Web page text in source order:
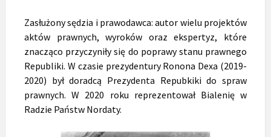
Zasłużony sędzia i prawodawca: autor wielu projektów
aktów prawnych, wyroków oraz ekspertyz, które
znacząco przyczyniły się do poprawy stanu prawnego
Republiki. W czasie prezydentury Ronona Dexa (2019-
2020) był doradcą Prezydenta Repubkiki do spraw
prawnych. W 2020 roku reprezentował Bialenię w
Radzie Państw Nordaty.